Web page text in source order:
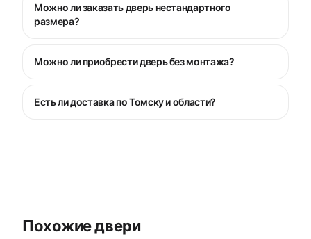
Можно ли заказать дверь нестандартного
размера?
Можно ли приобрести дверь без монтажа?
Есть ли доставка по Томску и области?
Похожие двери